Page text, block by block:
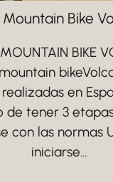
Bike
BIKE
en
de tener 3
con las normas
iniciarse…